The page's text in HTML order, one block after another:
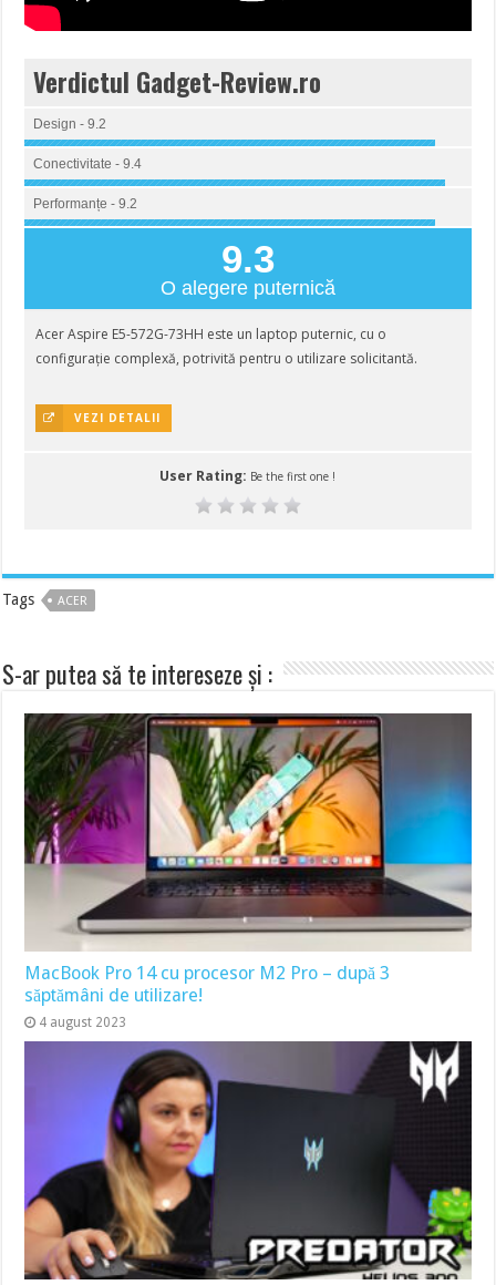
Verdictul Gadget-Review.ro
Design - 9.2
Conectivitate - 9.4
Performanțe - 9.2
9.3
O alegere puternică
Acer Aspire E5-572G-73HH este un laptop puternic, cu o
configurație complexă, potrivită pentru o utilizare solicitantă.
VEZI DETALII
User Rating: Be the first one !
Tags ACER
S-ar putea să te intereseze și :
MacBook Pro 14 cu procesor M2 Pro – după 3
săptămâni de utilizare!
4 august 2023